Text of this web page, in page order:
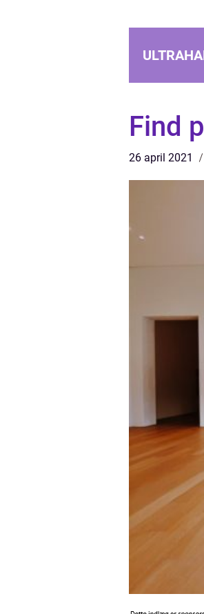
Find
26 april 2021